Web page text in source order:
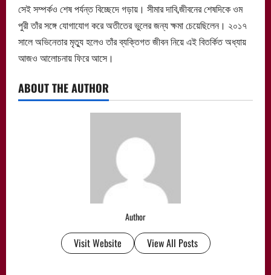
সেই সম্পর্কও শেষ পর্যন্ত বিচ্ছেদে গড়ায়। সীমার দাবি,জীবনের শেষদিকে ওম
পুরী তাঁর সঙ্গে যোগাযোগ করে অতীতের ভুলের জন্য ক্ষমা চেয়েছিলেন। ২০১৭
সালে অভিনেতার মৃত্যু হলেও তাঁর ব্যক্তিগত জীবন নিয়ে এই বিতর্কিত অধ্যায়
আজও আলোচনায় ফিরে আসে।
ABOUT THE AUTHOR
Author
Visit Website View All Posts